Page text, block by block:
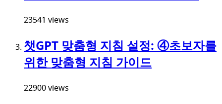
23541 views
챗GPT 맞춤형 지침 설정: ④초보자를
위한 맞춤형 지침 가이드
22900 views